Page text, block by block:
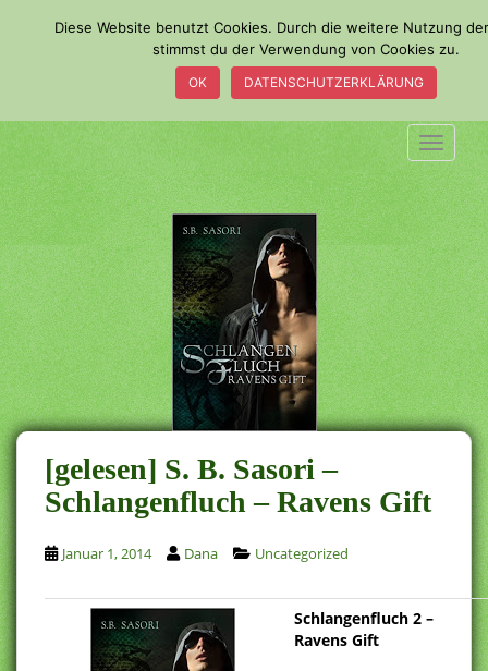
o
m
a
i
n
c
o
n
t
e
n
t
[gelesen] S. B. Sasori –
Schlangenfluch – Ravens Gift
Januar 1, 2014 Dana Uncategorized
Schlangenfluch 2 –
Ravens Gift
Diese Website benutzt Cookies. Durch die weitere Nutzung
stimmst du der Verwendung von Cookies zu.
OK DATENSCHUTZERKLÄRUNG